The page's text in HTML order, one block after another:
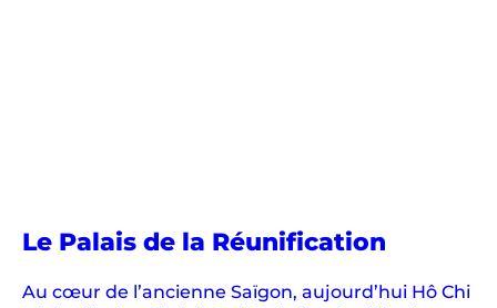
Le Palais de la Réunification
Au cœur de l’ancienne Saïgon, aujourd’hui Hô Chi